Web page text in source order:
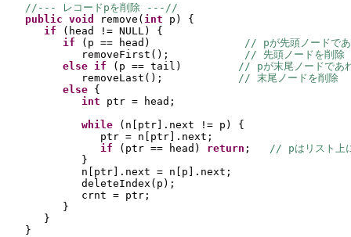
//--- レコードpを削除 ---//
public void remove ( int p ) {
if
( head != NULL ) {
if
( p == head )
// pが先頭ノードで
removeFirst () ;
// 先頭ノードを削除
else if
( p == tail )
// pが末尾ノードであ
removeLast () ;
// 末尾ノードを削除
else {
int ptr = head;
while
( n ptr .next != p ) {
ptr = n
ptr
.next;
if
( ptr == head ) return ;
// pはリスト上
}
n
ptr .next = n p
.next;
deleteIndex ( p ) ;
crnt = ptr;
}
}
}